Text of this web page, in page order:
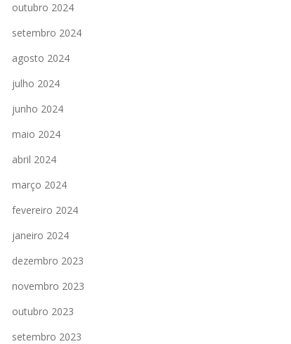
outubro 2024
setembro 2024
agosto 2024
julho 2024
junho 2024
maio 2024
abril 2024
março 2024
fevereiro 2024
janeiro 2024
dezembro 2023
novembro 2023
outubro 2023
setembro 2023